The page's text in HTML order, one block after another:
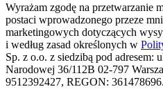
Wyrażam zgodę na przetwarzanie
postaci wprowadzonego przeze
marketingowych dotyczących
i według zasad określonych w
Sp. z o.o. z siedzibą pod
Narodowej 36/112B 02-797
9512392427, REGON: 361478696.